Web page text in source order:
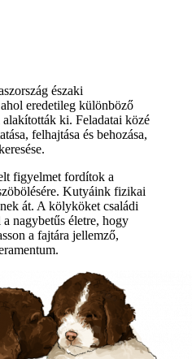
északi
eredetileg különböző
ki. Feladatai közé
felhajtása és behozása,
figyelmet fordítok a
Kutyáink fizikai
át. A kölyköket családi
nagybetűs életre, hogy
a fajtára jellemző,